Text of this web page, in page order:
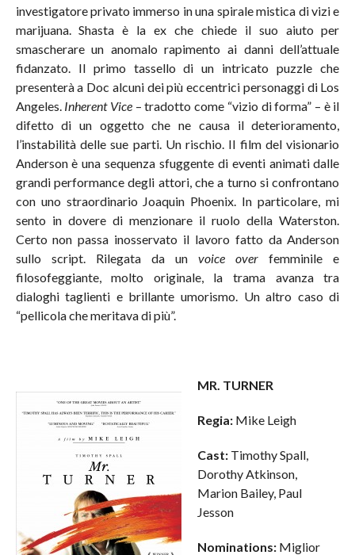
investigatore privato immerso in una spirale mistica di vizi e
marijuana. Shasta è la ex che chiede il suo aiuto per
smascherare un anomalo rapimento ai danni dell’attuale
fidanzato. Il primo tassello di un intricato puzzle che
presenterà a Doc alcuni dei più eccentrici personaggi di Los
Angeles. Inherent Vice – tradotto come “vizio di forma” – è il
difetto di un oggetto che ne causa il deterioramento,
l’instabilità delle sue parti. Un rischio. Il film del visionario
Anderson è una sequenza sfuggente di eventi animati dalle
grandi performance degli attori, che a turno si confrontano
con uno straordinario Joaquin Phoenix. In particolare, mi
sento in dovere di menzionare il ruolo della Waterston.
Certo non passa inosservato il lavoro fatto da Anderson
sullo script. Rilegata da unvoice over femminile e
filosofeggiante, molto originale, la trama avanza tra
dialoghi taglienti e brillante umorismo. Un altro caso di
“pellicola che meritava di più”.
MR. TURNER
Regia: Mike Leigh
Cast: Timothy Spall,
Dorothy Atkinson,
Marion Bailey, Paul
Jesson
Nominations: Miglior